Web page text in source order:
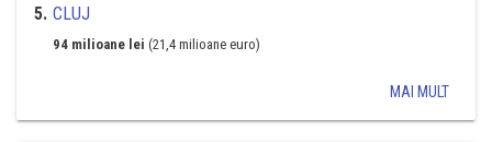
5. CLUJ
94 milioane lei (21,4 milioane euro)
MAI MULT